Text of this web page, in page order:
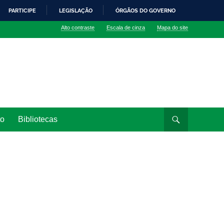
PARTICIPE LEGISLAÇÃO ÓRGÃOS DO GOVERNO
Alto contraste Escala de cinza Mapa do site
Bibliotecas